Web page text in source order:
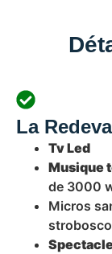
La
Tv Led
Musique
de 3000
Micros